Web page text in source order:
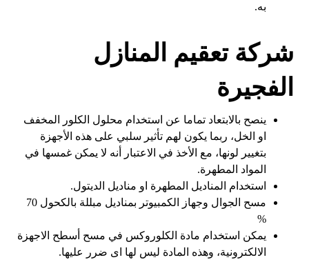
به.
شركة تعقيم المنازل
الفجيرة
ينصح بالابتعاد تماما عن استخدام محلول الكلور المخفف
او الخل، ربما يكون لهم تأثير سلبي على هذه الأجهزة
بتغيير لونها، مع الأخذ في الاعتبار أنه لا يمكن غمسها في
المواد المطهرة.
استخدام المناديل المطهرة او مناديل الديتول.
مسح الجوال وجهاز الكمبيوتر بمناديل مبللة بالكحول 70
%
يمكن استخدام مادة الكلوروكس في مسح أسطح الاجهزة
الالكترونية، وهذه المادة ليس لها اى ضرر عليها.